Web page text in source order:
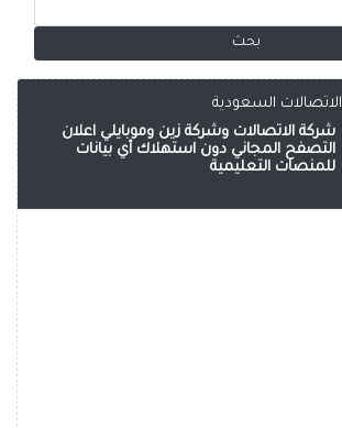
الاتصالات السعودية
شركة الاتصالات وشركة زين وموبايلي اعلان
التصفح المجاني دون استهلاك أي بيانات
للمنصات التعليمية